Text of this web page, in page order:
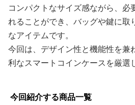
コンパクトなサイズ感ながら、必
れることができ、バッグや鍵に取
なアイテムです。
今回は、デザイン性と機能性を兼
利なスマートコインケースを厳選
今回紹介する商品一覧